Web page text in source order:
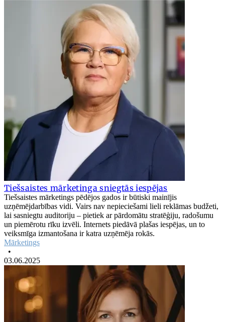
Tiešsaistes mārketinga sniegtās iespējas
Tiešsaistes mārketings pēdējos gados ir būtiski mainījis
uzņēmējdarbības vidi. Vairs nav nepieciešami lieli reklāmas budžeti,
lai sasniegtu auditoriju – pietiek ar pārdomātu stratēģiju, radošumu
un piemērotu rīku izvēli. Internets piedāvā plašas iespējas, un to
veiksmīga izmantošana ir katra uzņēmēja rokās.
Mārketings
•
03.06.2025